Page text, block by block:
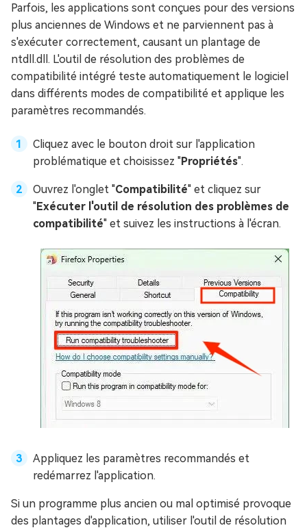
Parfois, les applications sont conçues pour des versions
plus anciennes de Windows et ne parviennent pas à
s'exécuter correctement, causant un plantage de
ntdll.dll. L'outil de résolution des problèmes de
compatibilité intégré teste automatiquement le logiciel
dans différents modes de compatibilité et applique les
paramètres recommandés.
Cliquez avec le bouton droit sur l'application
problématique et choisissez "Propriétés".
Ouvrez l'onglet "Compatibilité" et cliquez sur
"Exécuter l'outil de résolution des problèmes de
compatibilité" et suivez les instructions à l'écran.
Appliquez les paramètres recommandés et
redémarrez l'application.
Si un programme plus ancien ou mal optimisé provoque
des plantages d'application, utiliser l'outil de résolution